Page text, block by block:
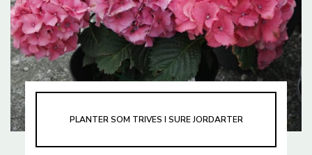
PLANTER SOM TRIVES I SURE JORDARTER